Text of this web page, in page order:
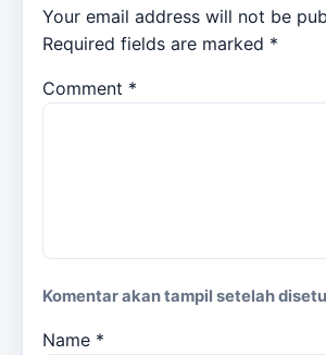
Your email address will not be
Required fields are marked *
Comment *
Komentar akan tampil setelah
Name *